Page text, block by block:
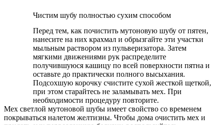
Чистим шубу полностью сухим способом
Перед тем, как почистить мутоновую шубу от пятен,
нанесите на них крахмал и обрызгайте эти участки
мыльным раствором из пульверизатора. Затем
мягкими движениями рук распределите
получившуюся кашицу по всей поверхности пятна и
оставьте до практически полного высыхания.
Подсохшую корочку счистите сухой жесткой щеткой,
при этом старайтесь не заламывать мех. При
необходимости процедуру повторите.
Мех светлой мутоновой шубы имеет свойство со временем
покрываться налетом желтизны. Чтобы дома очистить мех и